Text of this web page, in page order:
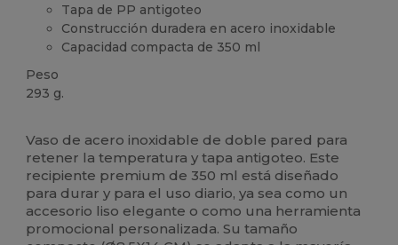
Tapa de PP antigoteo
Construcción duradera en acero inoxidable
Capacidad compacta de 350 ml
Peso
293 g.
Vaso de acero inoxidable de doble pared para
retener la temperatura y tapa antigoteo. Este
recipiente premium de 350 ml está diseñado
para durar y para el uso diario, ya sea como un
accesorio liso elegante o como una herramienta
promocional personalizada. Su tamaño